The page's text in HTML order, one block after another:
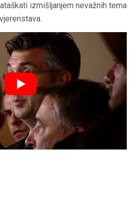
izmišljanjem nevažnih tema